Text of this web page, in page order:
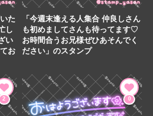
た
し
い
お
「今週末逢える人集合 仲良しさん
も初めましてさんも待ってます♡
お時間合うお兄様ぜひあそんでく
ださい」のスタンプ
2 0